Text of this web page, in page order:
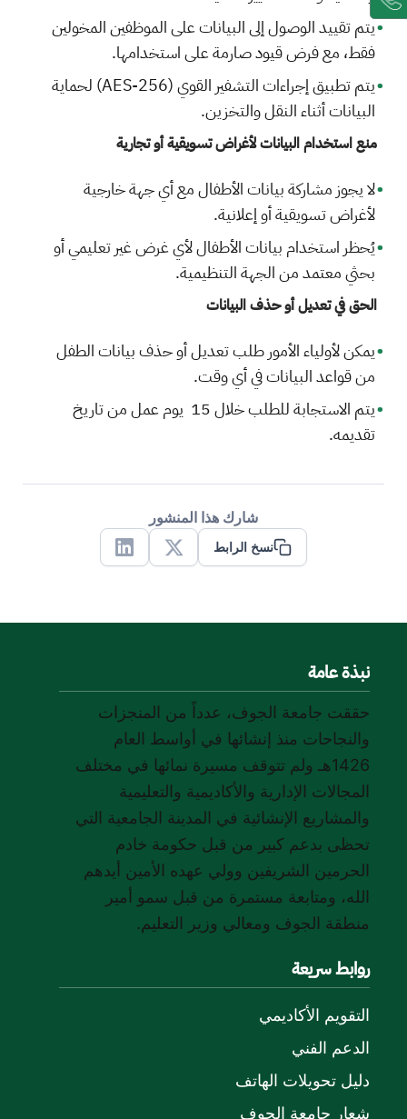
يتم تقييد الوصول إلى البيانات على الموظفين المخولين
فقط، مع فرض قيود صارمة على استخدامها.
يتم تطبيق إجراءات التشفير القوي (AES-256) لحماية
البيانات أثناء النقل والتخزين.
منع استخدام البيانات لأغراض تسويقية أو تجارية
لا يجوز مشاركة بيانات الأطفال مع أي جهة خارجية
لأغراض تسويقية أو إعلانية.
يُحظر استخدام بيانات الأطفال لأي غرض غير تعليمي أو
بحثي معتمد من الجهة التنظيمية.
الحق في تعديل أو حذف البيانات
يمكن لأولياء الأمور طلب تعديل أو حذف بيانات الطفل
من قواعد البيانات في أي وقت.
يتم الاستجابة للطلب خلال 15 يوم عمل من تاريخ
تقديمه.
شارك هذا المنشور
نسخ الرابط
X
Linkedin
نبذة عامة
حققت جامعة الجوف، عدداً من المنجزات
والنجاحات منذ إنشائها في أواسط العام
1426هـ ولم تتوقف مسيرة نمائها في مختلف
المجالات الإدارية والأكاديمية والتعليمية
والمشاريع الإنشائية في المدينة الجامعية التي
تحظى بدعم كبير من قبل حكومة خادم
الحرمين الشريفين وولي عهده الأمين أيدهم
الله، ومتابعة مستمرة من قبل سمو أمير
منطقة الجوف ومعالي وزير التعليم.
روابط سريعة
التقويم الأكاديمي
الدعم الفني
دليل تحويلات الهاتف
شعار جامعة الجوف